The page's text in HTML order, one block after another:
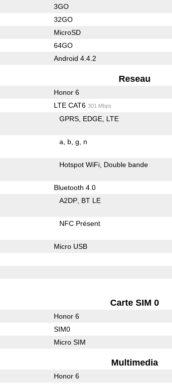
3GO
32GO
MicroSD
64GO
Android 4.4.2
Reseau
Honor 6
LTE CAT6 301 Mbps
GPRS EDGE LTE
a b g n
Hotspot WiFi Double bande
Bluetooth 4.0
A2DP BT LE
NFC Présent
Micro USB
Carte SIM 0
Honor 6
SIM0
Micro SIM
Multimedia
Honor 6